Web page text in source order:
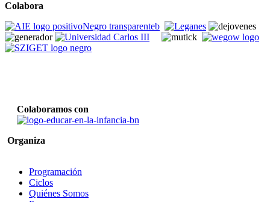
Colabora
Colaboramos con
Organiza
Programación
Ciclos
Quiénes Somos